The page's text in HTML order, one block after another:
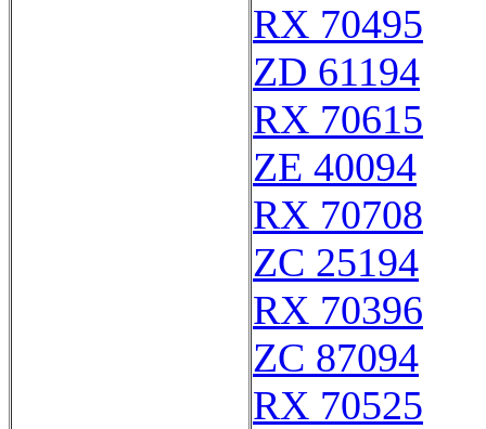
RX 70495
ZD 61194
RX 70615
ZE 40094
RX 70708
ZC 25194
RX 70396
ZC 87094
RX 70525